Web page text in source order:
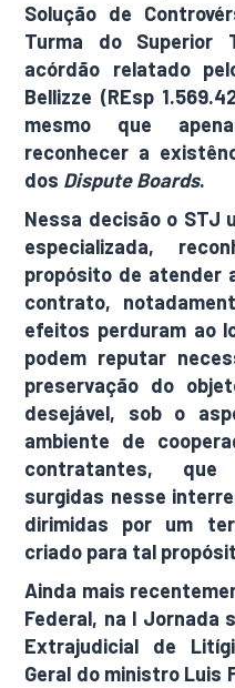
Solução de
Turma do Superior
acórdão relatado
Bellizze (REsp
mesmo que
reconhecer a
dos Dispute Boards.
Nessa decisão o STJ
especializada,
propósito de atender
contrato,
efeitos perduram ao
podem reputar
preservação do
desejável, sob o
ambiente de
contratantes, que
surgidas nesse
dirimidas por um
criado para tal
Ainda mais
Federal, na I Jornada
Extrajudicial de
Geral do ministro Luis